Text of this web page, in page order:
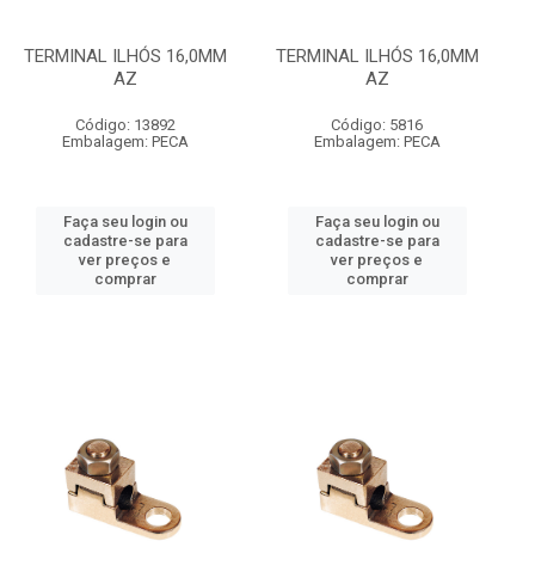
TERMINAL ILHÓS 16,0MM
AZ
Código: 13892
Embalagem: PECA
Faça seu login ou
cadastre-se para
ver preços e
comprar
TERMINAL ILHÓS 16,0MM
AZ
Código: 5816
Embalagem: PECA
Faça seu login ou
cadastre-se para
ver preços e
comprar